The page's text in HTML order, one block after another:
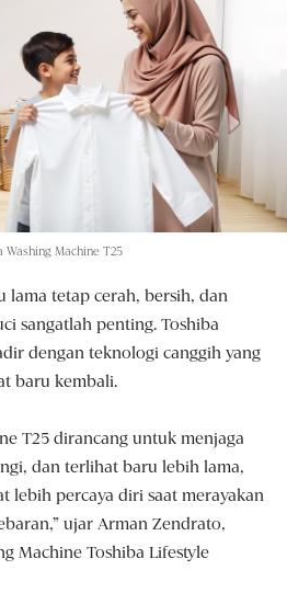
Washing Machine T25
lama tetap cerah, bersih, dan
sangatlah penting. Toshiba
dengan teknologi canggih yang
baru kembali.
T25 dirancang untuk menjaga
dan terlihat baru lebih lama,
lebih percaya diri saat merayakan
ujar Arman Zendrato,
Machine Toshiba Lifestyle